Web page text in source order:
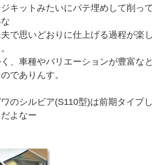
ジキットみたいにパテ埋めして削
で思いどおりに仕上げる過程が楽
、車種やバリエーションが豊富な
でありんす。
のシルビア(S110型)は前期タイプ
よなー